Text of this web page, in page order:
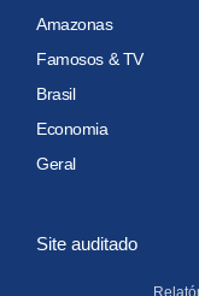
Amazonas
Famosos & TV
Brasil
Economia
Geral
Site auditado